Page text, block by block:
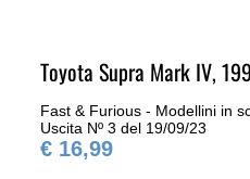
Toyota Supra Mark IV,
Fast & Furious - Modellini in
Uscita Nº 3 del 19/09/23
€ 16,99